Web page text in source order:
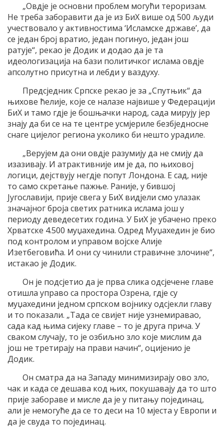
„Овдје је основни проблем могући тероризам.
Не треба заборавити да је из БиХ више од 500 људи
учествовало у активностима ‘Исламске државе’, да
се један број вратио, један погинуо, један још
ратује“, рекао је Додик и додао да је та
идеологизација на бази политичког ислама овдје
апсолутно присутна и лебди у ваздуху.
Предсједник Српске рекао је за „Спутњик“ да
њихове ћелије, које се налазе највише у Федерацији
БиХ и тамо гдје је бошњачки народ, сада мирују јер
знају да би се на те центре усмјериле безбједносне
снаге цијелог региона уколико би нешто урадиле.
„Верујем да они овдје разумију да не смију да
изазивају. И атрактивније им је да, по њиховој
логици, дејствују негдје попут Лондона. Е сад, није
то само скретање пажње. Раније, у бившој
Југославији, прије свега у БиХ видјели смо улазак
значајног броја светих ратника ислама још у
периоду деведесетих година. У БиХ је убачено преко
Хрватске 4.500 муџахедина. Одред Муџахедин је био
под контролом и управом војске Алије
Изетбеговића. И они су чинили стравичне злочине“,
истакао је Додик.
Он је подсјетио да је прва слика одсјечене главе
отишла управо са простора Озрена, гдје су
муџахедини једном српском војнику одсјекли главу
и то показали. „Тада се свијет није узнемиравао,
сада кад њима сијеку главе – то је друга прича. У
сваком случају, то је озбиљно зло које мислим да
још не третирају на прави начин“, оцијенио је
Додик.
Он сматра да на Западу минимизирају ово зло,
чак и када се дешава код њих, покушавају да то што
прије забораве и мисле да је у питању појединац,
али је немогуће да се то деси на 10 мјеста у Европи и
да је свуда то појединац.